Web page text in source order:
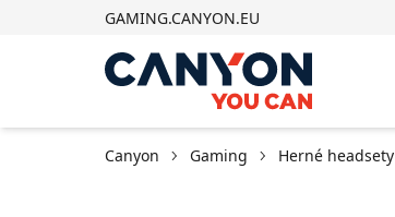
GAMING.CANYON.EU
Canyon Gaming Herné headsety